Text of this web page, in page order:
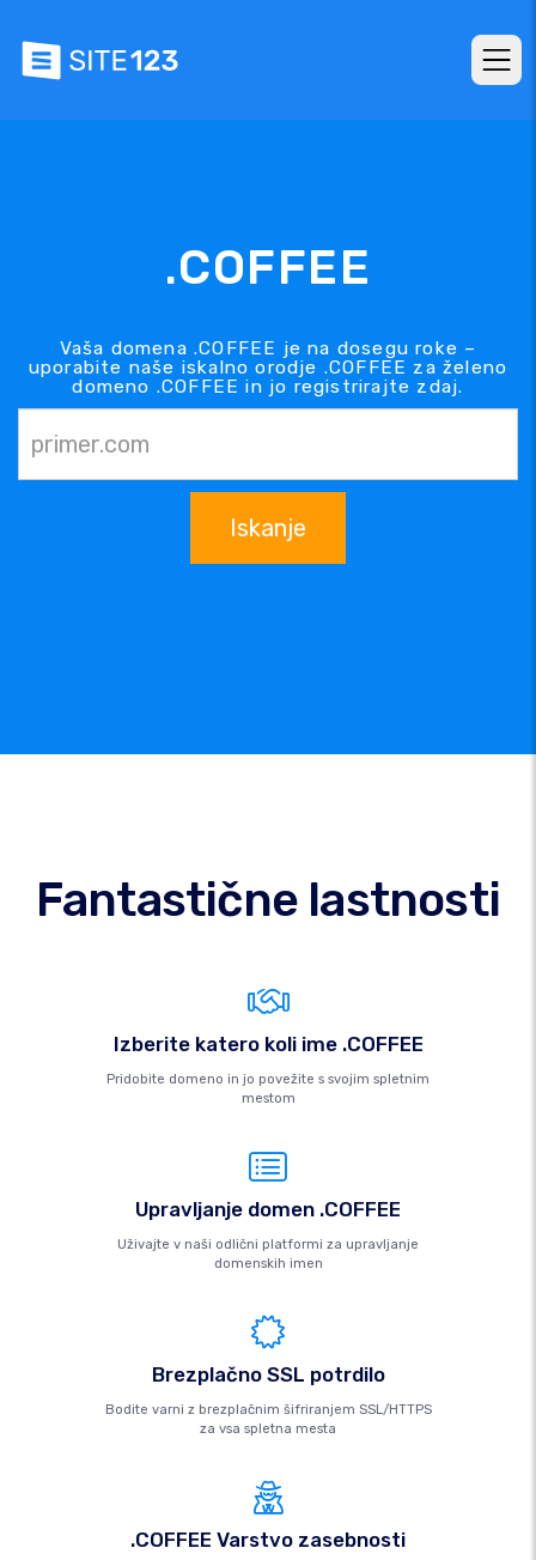
.COFFEE
Vaša domena .COFFEE je na dosegu roke –
uporabite naše iskalno orodje .COFFEE za želeno
domeno .COFFEE in jo registrirajte zdaj.
Iskanje
Fantastične lastnosti
Izberite katero koli ime .COFFEE
Pridobite domeno in jo povežite s svojim spletnim
mestom
Upravljanje domen .COFFEE
Uživajte v naši odlični platformi za upravljanje
domenskih imen
Brezplačno SSL potrdilo
Bodite varni z brezplačnim šifriranjem SSL/HTTPS
za vsa spletna mesta
.COFFEE Varstvo zasebnosti